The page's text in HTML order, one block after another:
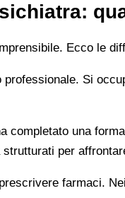
Ecco le
Si
completato una
per
farmaci.